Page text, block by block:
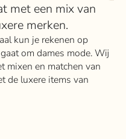
met een mix van
merken.
kun je rekenen op
om dames mode. Wij
mixen en matchen van
de luxere items van